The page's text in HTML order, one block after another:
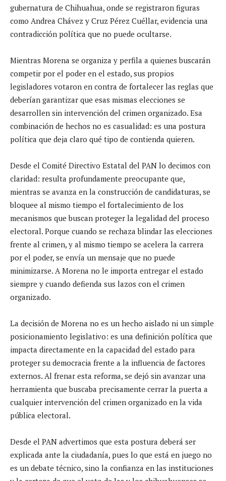
gubernatura de Chihuahua, onde se registraron figuras
como Andrea Chávez y Cruz Pérez Cuéllar, evidencia una
contradicción política que no puede ocultarse.
Mientras Morena se organiza y perfila a quienes buscarán
competir por el poder en el estado, sus propios
legisladores votaron en contra de fortalecer las reglas que
deberían garantizar que esas mismas elecciones se
desarrollen sin intervención del crimen organizado. Esa
combinación de hechos no es casualidad: es una postura
política que deja claro qué tipo de contienda quieren.
Desde el Comité Directivo Estatal del PAN lo decimos con
claridad: resulta profundamente preocupante que,
mientras se avanza en la construcción de candidaturas, se
bloquee al mismo tiempo el fortalecimiento de los
mecanismos que buscan proteger la legalidad del proceso
electoral. Porque cuando se rechaza blindar las elecciones
frente al crimen, y al mismo tiempo se acelera la carrera
por el poder, se envía un mensaje que no puede
minimizarse. A Morena no le importa entregar el estado
siempre y cuando defienda sus lazos con el crimen
organizado.
La decisión de Morena no es un hecho aislado ni un simple
posicionamiento legislativo: es una definición política que
impacta directamente en la capacidad del estado para
proteger su democracia frente a la influencia de factores
externos. Al frenar esta reforma, se dejó sin avanzar una
herramienta que buscaba precisamente cerrar la puerta a
cualquier intervención del crimen organizado en la vida
pública electoral.
Desde el PAN advertimos que esta postura deberá ser
explicada ante la ciudadanía, pues lo que está en juego no
es un debate técnico, sino la confianza en las instituciones